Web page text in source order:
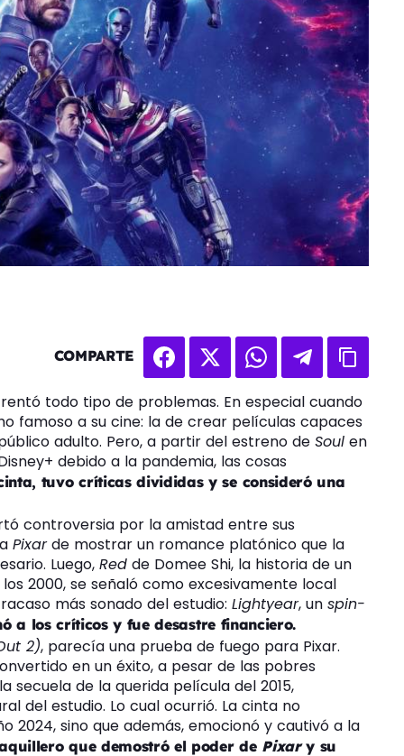
COMPARTE
todo tipo de problemas. En especial cuando
famoso a su cine: la de crear películas capaces
adulto. Pero, a partir del estreno de Soul en
debido a la pandemia, las cosas
tuvo críticas divididas y se consideró una
controversia por la amistad entre sus
Pixarde mostrar un romance platónico que la
Luego, Red de Domee Shi, la historia de un
2000, se señaló como excesivamente local
más sonado del estudio: Lightyear, un spin-
a los críticos y fue desastre financiero.
2), parecía una prueba de fuego para Pixar.
en un éxito, a pesar de las pobres
secuela de la querida película del 2015,
del estudio. Lo cual ocurrió. La cinta no
2024, sino que además, emocionó y cautivó a la
que demostró el poder dePixary su